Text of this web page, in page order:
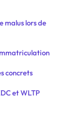
malus lors de
concrets
et WLTP